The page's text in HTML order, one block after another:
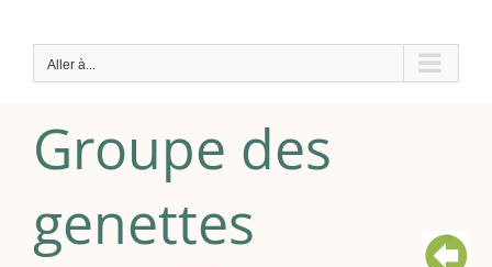
contenuAller à...
Groupe des
genettes